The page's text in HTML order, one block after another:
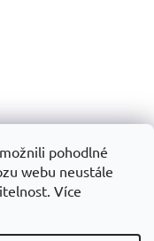
pohodlné
webu neustále
Více
baterií